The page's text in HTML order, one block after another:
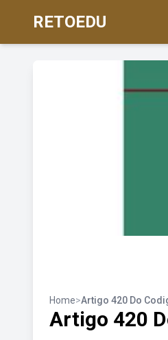
RETOEDU
Home>Artigo 420 Do
Artigo 420